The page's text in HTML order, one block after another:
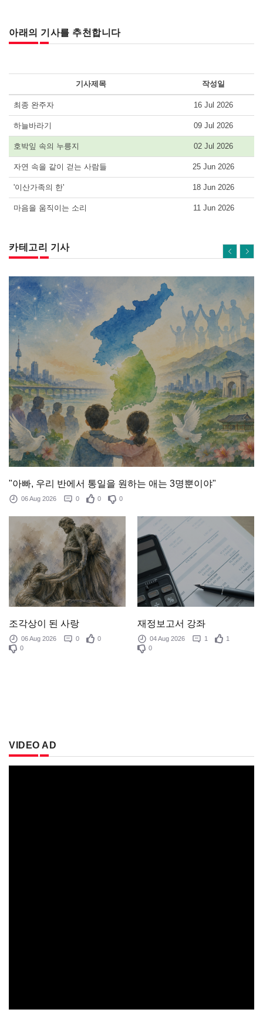
아래의 기사를 추천합니다
기사제목 작성일
최종 완주자 16 Jul 2026
하늘바라기 09 Jul 2026
호박잎 속의 누릉지 02 Jul 2026
자연 속을 같이 걷는 사람들 25 Jun 2026
'이산가족의 한' 18 Jun 2026
마음을 움직이는 소리 11 Jun 2026
카테고리 기사
"아빠, 우리 반에서 통일을 원하는 애는 3명뿐이야"
06 Aug 2026 0 0 0
조각상이 된 사랑
06 Aug 2026 0
0
0
재정보고서 강좌
04 Aug 2026 1
1
0
VIDEO AD